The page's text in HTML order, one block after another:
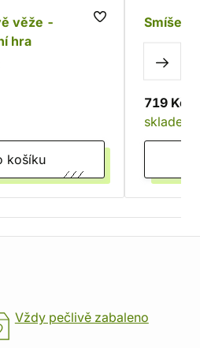
věže -
hra
košíku
719 Kč
skladem
Vždy pečlivě zabaleno